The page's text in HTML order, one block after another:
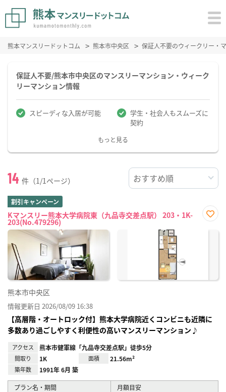
熊本マンスリードットコム 熊本市中央区 保証人不要のウィークリー・
保証人不要/熊本市中央区のマンスリーマンション・ウィーク
リーマンション情報
スピーディな入居が可能
学生・社会人もスムーズに
契約
もっと見る
14 件（1/1ページ）
割引キャンペーン
Kマンスリー熊本大学病院東（九品寺交差点駅） 203・1K-
203(No.479296)
に入
熊本市中央区
情報更新日 2026/08/09 16:38
【高層階・オートロック付】熊本大学病院近くコンビニも近隣に
多数あり過ごしやすく利便性の高いマンスリーマンション♪
アクセス 熊本市健軍線「九品寺交差点駅」徒歩5分
間取り 1K 面積 21.56m²
築年数 1991年 6月 築
プラン名・期間 月額目安